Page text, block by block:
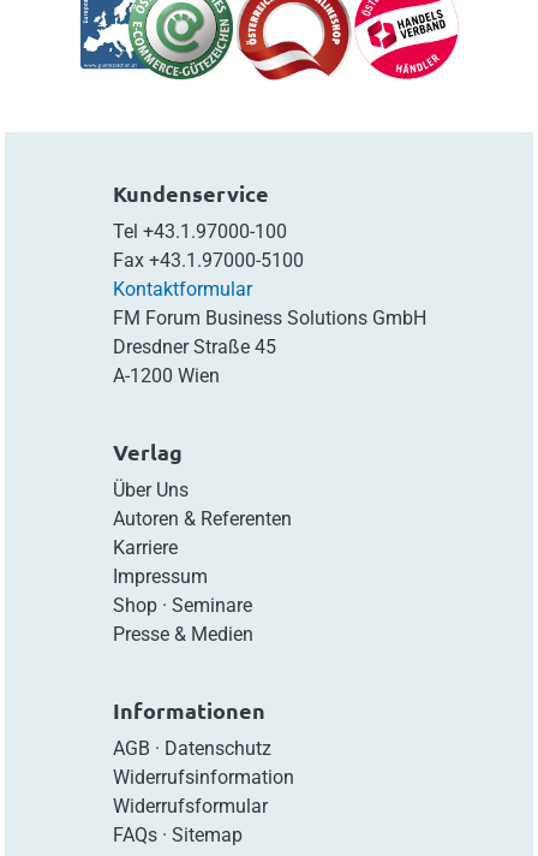
Kundenservice
Tel +43.1.97000-100
Fax +43.1.97000-5100
Kontaktformular
FM Forum Business Solutions GmbH
Dresdner Straße 45
A-1200 Wien
Verlag
Über Uns
Autoren & Referenten
Karriere
Impressum
Shop· Seminare
Presse & Medien
Informationen
AGB · Datenschutz
Widerrufsinformation
Widerrufsformular
FAQs· Sitemap